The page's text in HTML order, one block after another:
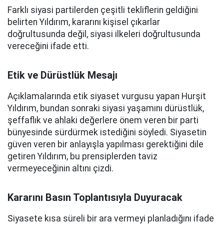
Farklı siyasi partilerden çeşitli tekliflerin geldiğini
belirten Yıldırım, kararını kişisel çıkarlar
doğrultusunda değil, siyasi ilkeleri doğrultusunda
vereceğini ifade etti.
Etik ve Dürüstlük Mesajı
Açıklamalarında etik siyaset vurgusu yapan Hurşit
Yıldırım, bundan sonraki siyasi yaşamını dürüstlük,
şeffaflık ve ahlaki değerlere önem veren bir parti
bünyesinde sürdürmek istediğini söyledi. Siyasetin
güven veren bir anlayışla yapılması gerektiğini dile
getiren Yıldırım, bu prensiplerden taviz
vermeyeceğinin altını çizdi.
Kararını Basın Toplantısıyla Duyuracak
Siyasete kısa süreli bir ara vermeyi planladığını ifade